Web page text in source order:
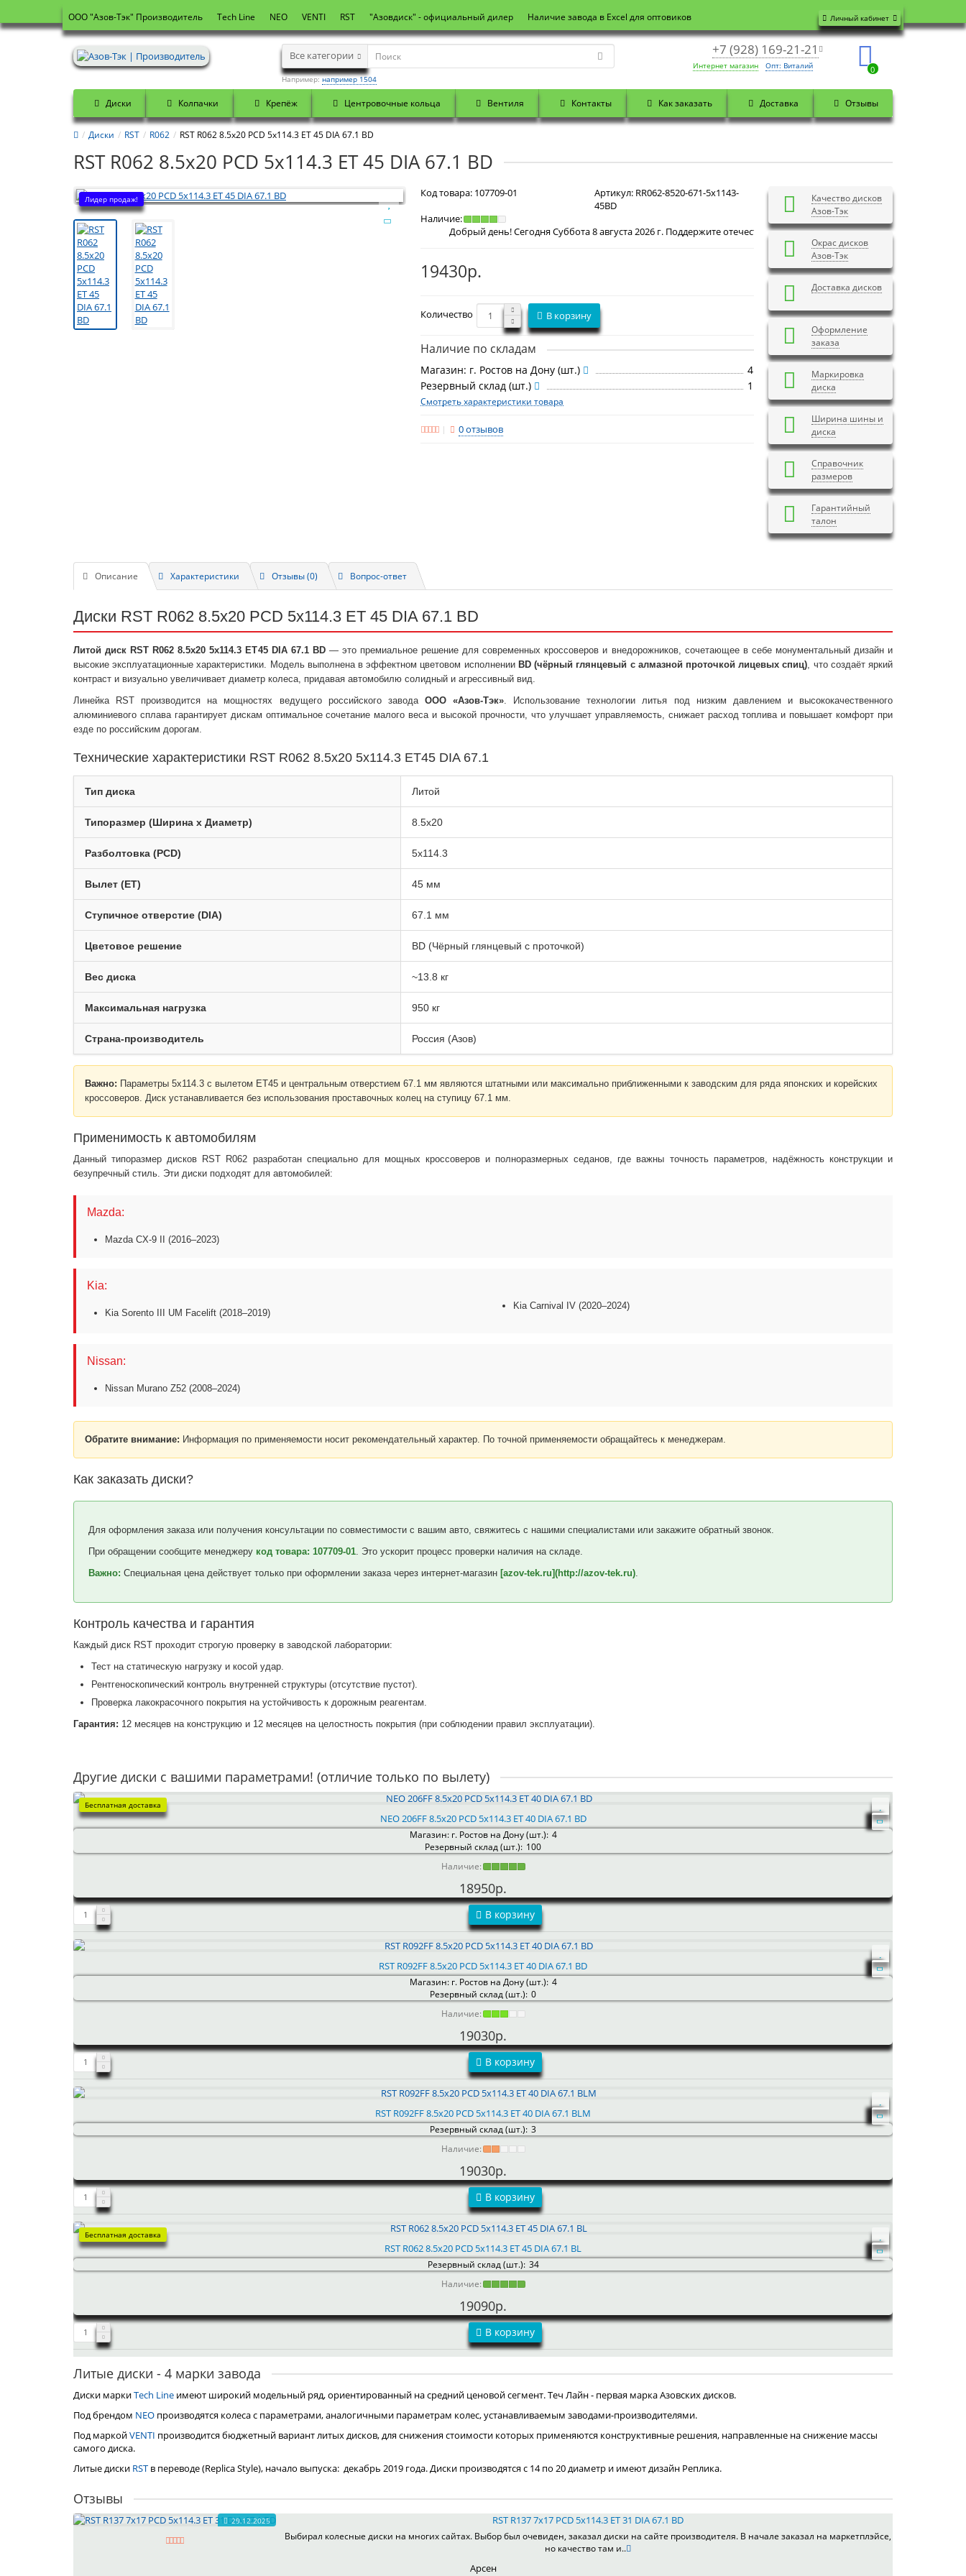
Личный кабинет
OOO "Азов-Тэк" Производитель Tech Line NEO VENTI RST "Азовдиск" - официальный дилер Наличие завода в Excel для оптовиков
+7 (928) 169-21-21
Интернет магазин Опт: Виталий 0
Все категории
Например:например 1504
Диски Колпачки Крепёж Центровочные кольца Вентиля Контакты Как заказать Доставка Отзывы
Диски RST R062 RST R062 8.5x20 PCD 5x114.3 ET 45 DIA 67.1 BD
RST R062 8.5x20 PCD 5x114.3 ET 45 DIA 67.1 BD
Лидер продаж! Код товара: 107709-01 Артикул:RR062-8520-671-5x1143-
45BD
Наличие:
Добрый день! СегодняСуббота 8 августа 2026 г.
19430р.
Количество В корзину
Наличие по складам
Магазин: г. Ростов на Дону (шт.)
4
Резервный склад (шт.)
1
Смотреть характеристики товара
0 отзывов
Качество дисков
Азов-Тэк
Окрас дисков
Азов-Тэк
Доставка дисков
Оформление
заказа
Маркировка
диска
Ширина шины и
диска
Справочник
размеров
Гарантийный
талон
Описание Характеристики Отзывы (0) Вопрос-ответ
Диски RST R062 8.5x20 PCD 5x114.3 ET 45 DIA 67.1 BD
Литой диск RST R062 8.5x20 5x114.3 ET45 DIA 67.1 BD— это премиальное решение для современных кроссоверов и внедорожников, сочетающее в себе монументальный дизайн и
высокие эксплуатационные характеристики. Модель выполнена в эффектном цветовом исполнении BD (чёрный глянцевый с алмазной проточкой лицевых спиц), что создаёт яркий
контраст и визуально увеличивает диаметр колеса, придавая автомобилю солидный и агрессивный вид.
Линейка RST производится на мощностях ведущего российского завода ООО «Азов-Тэк». Использование технологии литья под низким давлением и высококачественного
алюминиевого сплава гарантирует дискам оптимальное сочетание малого веса и высокой прочности, что улучшает управляемость, снижает расход топлива и повышает комфорт при
езде по российским дорогам.
Технические характеристики RST R062 8.5x20 5x114.3 ET45 DIA 67.1
Тип диска Литой
Типоразмер (Ширина x Диаметр) 8.5x20
Разболтовка (PCD) 5x114.3
Вылет (ET) 45 мм
Ступичное отверстие (DIA) 67.1 мм
Цветовое решение BD (Чёрный глянцевый с проточкой)
Вес диска ~13.8 кг
Максимальная нагрузка 950 кг
Страна-производитель Россия (Азов)
Важно: Параметры 5x114.3 с вылетом ET45 и центральным отверстием 67.1 мм являются штатными или максимально приближенными к заводским для ряда японских и корейских
кроссоверов. Диск устанавливается без использования проставочных колец на ступицу 67.1 мм.
Применимость к автомобилям
Данный типоразмер дисков RST R062 разработан специально для мощных кроссоверов и полноразмерных седанов, где важны точность параметров, надёжность конструкции и
безупречный стиль. Эти диски подходят для автомобилей:
Mazda:
Mazda CX-9 II (2016–2023)
Kia:
Kia Sorento III UM Facelift (2018–2019)
Kia Carnival IV (2020–2024)
Nissan:
Nissan Murano Z52 (2008–2024)
Обратите внимание: Информация по применяемости носит рекомендательный характер. По точной применяемости обращайтесь к менеджерам.
Как заказать диски?
Для оформления заказа или получения консультации по совместимости с вашим авто, свяжитесь с нашими специалистами или закажите обратный звонок.
При обращении сообщите менеджеру код товара: 107709-01 . Это ускорит процесс проверки наличия на складе.
Важно: Специальная цена действует только при оформлении заказа через интернет-магазин [azov-tek.ru](http://azov-tek.ru)
Контроль качества и гарантия
Каждый диск RST проходит строгую проверку в заводской лаборатории:
Тест на статическую нагрузку и косой удар.
Рентгеноскопический контроль внутренней структуры (отсутствие пустот).
Проверка лакокрасочного покрытия на устойчивость к дорожным реагентам.
Гарантия: 12 месяцев на конструкцию и 12 месяцев на целостность покрытия (при соблюдении правил эксплуатации).
Другие диски с вашими параметрами! (отличие только по вылету)
Бесплатная доставка
NEO 206FF 8.5x20 PCD 5x114.3 ET 40 DIA 67.1 BD
Магазин: г. Ростов на Дону (шт.): 4
Резервный склад (шт.): 100
Наличие:
18950р.
В корзину
RST R092FF 8.5x20 PCD 5x114.3 ET 40 DIA 67.1 BD
Магазин: г. Ростов на Дону (шт.): 4
Резервный склад (шт.): 0
Наличие:
19030р.
В корзину
RST R092FF 8.5x20 PCD 5x114.3 ET 40 DIA 67.1 BLM
Резервный склад (шт.): 3
Наличие:
19030р.
В корзину
Бесплатная доставка
RST R062 8.5x20 PCD 5x114.3 ET 45 DIA 67.1 BL
Резервный склад (шт.): 34
Наличие:
19090р.
В корзину
Литые диски - 4 марки завода
Диски маркиTech Line имеют широкий модельный ряд, ориентированный на средний ценовой сегмент. Теч Лайн - первая марка Азовских дисков.
Под брендом NEO производятся колеса с параметрами, аналогичными параметрам колес, устанавливаемым заводами-производителями.
Под маркойVENTI производится бюджетный вариант литых дисков, для снижения стоимости которых применяются конструктивные решения, направленные на снижение массы
самого диска.
Литые диски RST в переводе (Replica Style), начало выпуска: декабрь 2019 года. Диски производятся с 14 по 20 диаметр и имеют дизайн Реплика.
Отзывы
29.12.2025 RST R137 7x17 PCD 5x114.3 ET 31 DIA 67.1 BD
Выбирал колесные диски на многих сайтах. Выбор был очевиден, заказал диски на сайте производителя. В начале заказал на маркетплэйсе,
но качество там и..
Арсен